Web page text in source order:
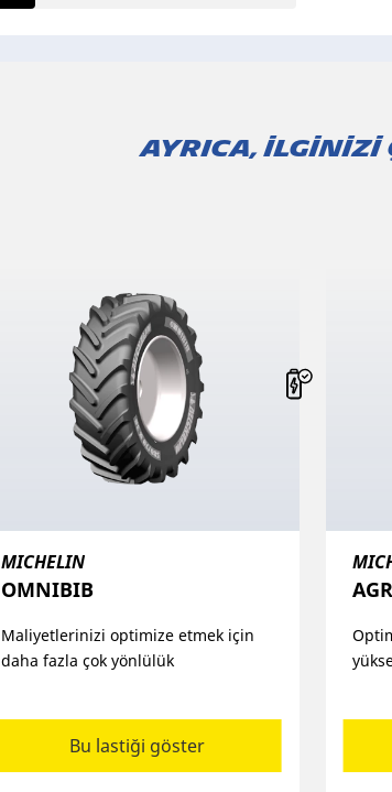
AYRICA, İLGİNİZİ
MICHELIN
OMNIBIB
Maliyetlerinizi optimize etmek için
daha fazla çok yönlülük
Bu lastiği göster